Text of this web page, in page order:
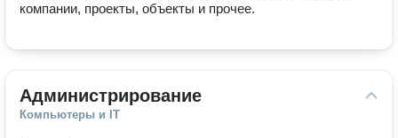
компании, проекты, объекты и прочее.
Администрирование
Компьютеры и IT